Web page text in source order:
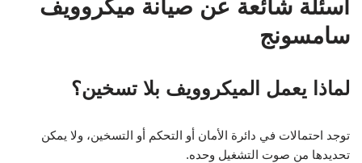
أسئلة شائعة عن صيانة ميكروويف
سامسونج
لماذا يعمل الميكروويف بلا تسخين؟
توجد احتمالات في دائرة الأمان أو التحكم أو التسخين، ولا يمكن
تحديدها من صوت التشغيل وحده.